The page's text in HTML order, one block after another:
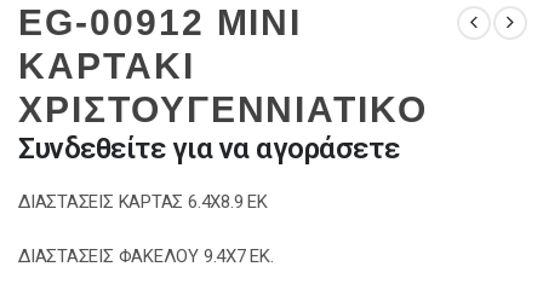
EG-00912 MINI
ΚΑΡΤΑΚΙ
ΧΡΙΣΤΟΥΓΕΝΝΙΑΤΙΚΟ
Συνδεθείτε για να αγοράσετε
ΔΙΑΣΤΑΣΕΙΣ ΚΑΡΤΑΣ 6.4Χ8.9 ΕΚ
ΔΙΑΣΤΑΣΕΙΣ ΦΑΚΕΛΟΥ 9.4Χ7 ΕΚ.